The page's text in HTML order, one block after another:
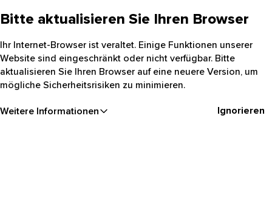
Bitte aktualisieren Sie Ihren Browser
Ihr Internet-Browser ist veraltet. Einige Funktionen unserer
Website sind eingeschränkt oder nicht verfügbar. Bitte
aktualisieren Sie Ihren Browser auf eine neuere Version, um
mögliche Sicherheitsrisiken zu minimieren.
Weitere Informationen Ignorieren